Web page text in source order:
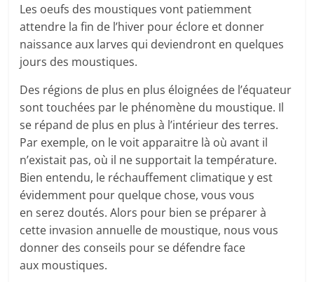
Les oeufs des moustiques vont patiemment
attendre la fin de l’hiver pour éclore et donner
naissance aux larves qui deviendront en quelques
jours des moustiques.
Des régions de plus en plus éloignées de l’équateur
sont touchées par le phénomène du moustique. Il
se répand de plus en plus à l’intérieur des terres.
Par exemple, on le voit apparaitre là où avant il
n’existait pas, où il ne supportait la température.
Bien entendu, le réchauffement climatique y est
évidemment pour quelque chose, vous vous
en serez doutés. Alors pour bien se préparer à
cette invasion annuelle de moustique, nous vous
donner des conseils pour se défendre face
aux moustiques.